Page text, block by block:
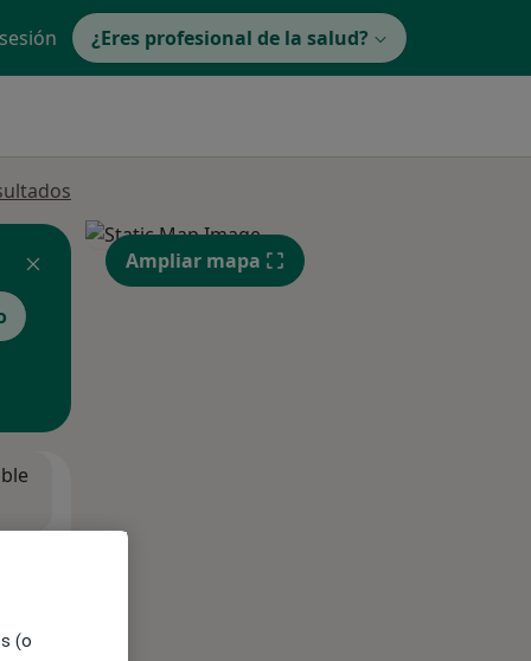
¿Eres profesional de la salud?
Ampliar mapa
(o